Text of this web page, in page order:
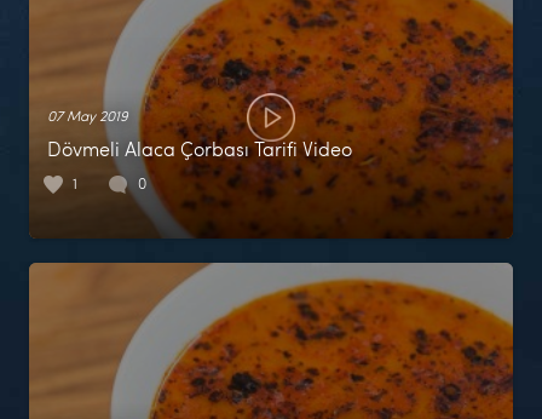
07 May 2019
Dövmeli Alaca Çorbası Tarifi Video
1 0